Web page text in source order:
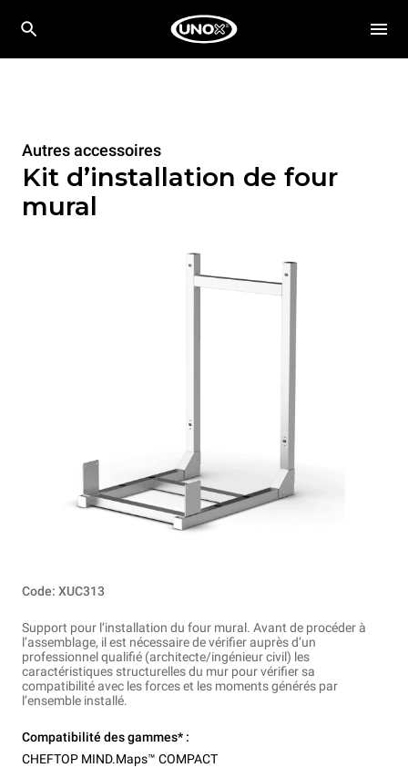
Autres accessoires
Kit d’installation de four
mural
Code: XUC313
Support pour l’installation du four mural. Avant de procéder à
l’assemblage, il est nécessaire de vérifier auprès d’un
professionnel qualifié (architecte/ingénieur civil) les
caractéristiques structurelles du mur pour vérifier sa
compatibilité avec les forces et les moments générés par
l’ensemble installé.
Compatibilité des gammes* :
CHEFTOP MIND.Maps™ COMPACT